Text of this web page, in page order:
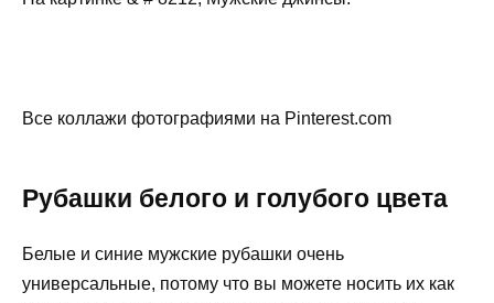
Все коллажи фотографиями на Pinterest.com
Рубашки белого и голубого цвета
Белые и синие мужские рубашки очень
универсальные, потому что вы можете носить их как